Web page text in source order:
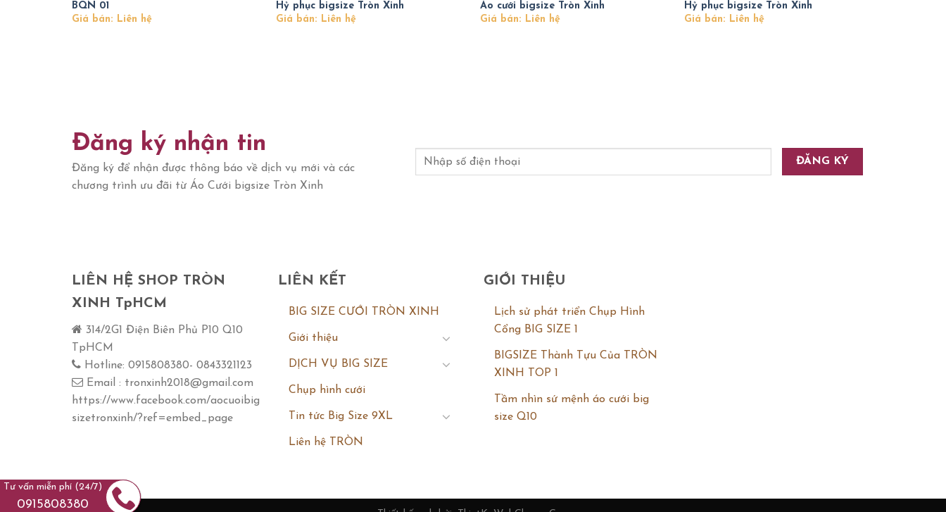
BQN 01
Giá bán: Liên hệ
Hỷ phục bigsize Tròn Xinh
Giá bán: Liên hệ
Áo cưới bigsize Tròn Xinh
Giá bán: Liên hệ
Hỷ phục bigsize Tròn Xinh
Giá bán: Liên hệ
Đăng ký nhận tin
Đăng ký để nhận được thông báo về dịch vụ mới và các
chương trình ưu đãi từ Áo Cưới bigsize Tròn Xinh
LIÊN HỆ SHOP TRÒN
XINH TpHCM
314/2G1 Điện Biên Phủ P10 Q10
TpHCM
Hotline: 0915808380- 0843321123
Email : tronxinh2018@gmail.com
https://www.facebook.com/aocuoibig
sizetronxinh/?ref=embed_page
LIÊN KẾT
BIG SIZE CƯỚI TRÒN XINH
Giới thiệu
DỊCH VỤ BIG SIZE
Chụp hình cưới
Tin tức Big Size 9XL
Liên hệ TRÒN
GIỚI THIỆU
Lịch sử phát triển Chụp Hình
Cổng BIG SIZE 1
BIGSIZE Thành Tựu Của TRÒN
XINH TOP 1
Tầm nhìn sứ mệnh áo cưới big
size Q10
Tư vấn miễn phí (24/7)
0915808380